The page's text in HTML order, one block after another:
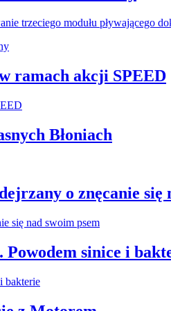
trzeciego modułu pływającego
ramach akcji SPEED
Błoniach
o znęcanie się
sinice i